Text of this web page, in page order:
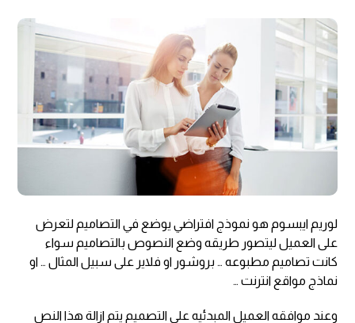
لوريم ايبسوم هو نموذج افتراضي يوضع في التصاميم لتعرض
على العميل ليتصور طريقه وضع النصوص بالتصاميم سواء
كانت تصاميم مطبوعه … بروشور او فلاير على سبيل المثال … او
نماذج مواقع انترنت …
وعند موافقه العميل المبدئيه على التصميم يتم ازالة هذا النص